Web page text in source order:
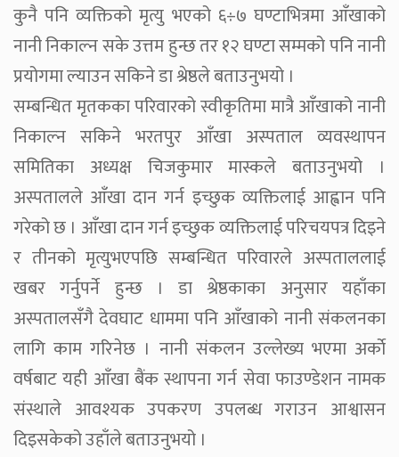
कुनै पनि व्यक्तिको मृत्यु भएको ६÷७ घण्टाभित्रमा आँखाको
नानी निकाल्न सके उत्तम हुन्छ तर १२ घण्टा सम्मको पनि नानी
प्रयोगमा ल्याउन सकिने डा श्रेष्ठले बताउनुभयो ।
सम्बन्धित मृतकका परिवारको स्वीकृतिमा मात्रै आँखाको नानी
निकाल्न सकिने भरतपुर आँखा अस्पताल व्यवस्थापन
समितिका अध्यक्ष चिजकुमार मास्कले बताउनुभयो ।
अस्पतालले आँखा दान गर्न इच्छुक व्यक्तिलाई आह्वान पनि
गरेको छ । आँखा दान गर्न इच्छुक व्यक्तिलाई परिचयपत्र दिइने
र तीनको मृत्युभएपछि सम्बन्धित परिवारले अस्पताललाई
खबर गर्नुपर्ने हुन्छ । डा श्रेष्ठकाका अनुसार यहाँका
अस्पतालसँगै देवघाट धाममा पनि आँखाको नानी संकलनका
लागि काम गरिनेछ । नानी संकलन उल्लेख्य भएमा अर्काे
वर्षबाट यही आँखा बैंक स्थापना गर्न सेवा फाउण्डेशन नामक
संस्थाले आवश्यक उपकरण उपलब्ध गराउन आश्वासन
दिइसकेको उहाँले बताउनुभयो ।